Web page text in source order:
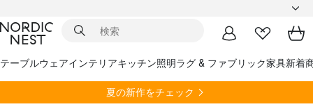
テーブルウェアインテリアキッチン照明ラグ & ファブリック家具新着
夏の新作をチェック